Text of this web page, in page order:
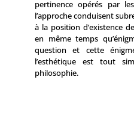
pertinence opérés par
l’approche conduisent
à la position d’existence
en même temps
question et cette
l’esthétique est tout
philosophie.